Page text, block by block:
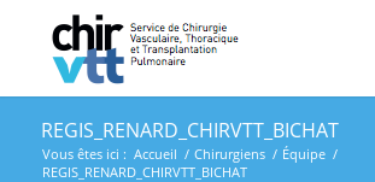
REGIS_RENARD_CHIRVTT_BICHAT
Vous êtes ici : Accueil / Chirurgiens / Équipe /
REGIS_RENARD_CHIRVTT_BICHAT